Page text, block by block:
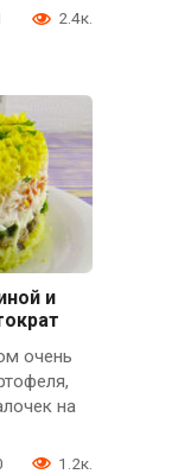
2.4к.
и
очень
на
1.2к.